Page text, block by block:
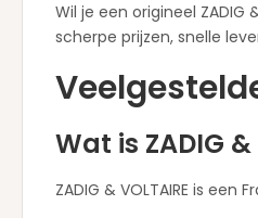
Wil je een origineel
scherpe prijzen, snelle
Wat is ZADIG &
ZADIG & VOLTAIRE is